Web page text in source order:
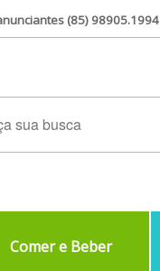
(85) 98905.1994
Comer e Beber